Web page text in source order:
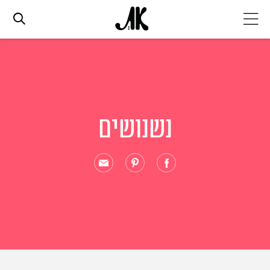
ביוטי
נשנושים